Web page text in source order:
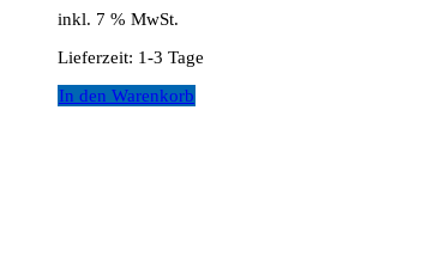
inkl. 7 % MwSt.
Lieferzeit: 1-3 Tage
In den Warenkorb